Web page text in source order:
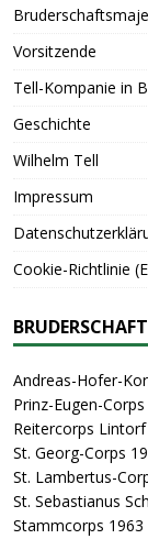
Vorsitzende
Tell-Kompanie in
Geschichte
Wilhelm Tell
Impressum
Cookie-Richtlinie
BRUDERSCHAFT
Andreas-Hofer-
Prinz-Eugen-
Reitercorps
St. Georg-Corps
St. Lambertus-
St. Sebastianus
Stammcorps 1963